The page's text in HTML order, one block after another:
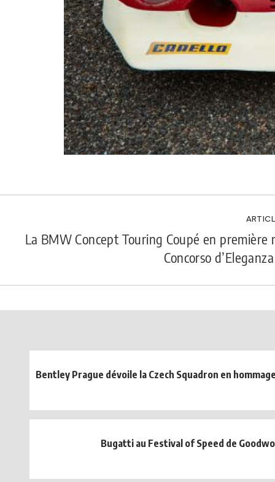
La BMW Concept Touring Coupé en première
Concorso
Bentley Prague dévoile la Czech Squadron en
Bugatti au Festival of Speed de